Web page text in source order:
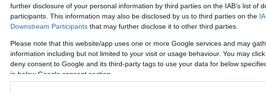
further disclosure of your personal information by third parties on the IAB’s list of
participants. This information may also be disclosed by us to third parties on the
Downstream Participants that may further disclose it to other third parties.
Please note that this website/app uses one or more Google services and may
information including but not limited to your visit or usage behaviour. You may
deny consent to Google and its third-party tags to use your data for below
in below Google consent section.